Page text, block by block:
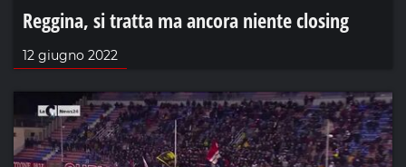
Reggina, si tratta ma ancora niente closing
12 giugno 2022